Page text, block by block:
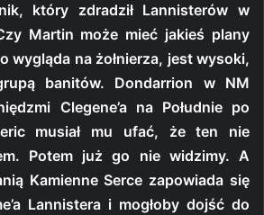
który zdradził Lannisterów w
Martin może mieć jakieś plany
wygląda na żołnierza, jest wysoki,
banitów. Dondarrion w NM
Clegene’a na Południe po
musiał mu ufać, że ten nie
Potem już go nie widzimy. A
Kamienne Serce zapowiada się
Lannistera i mogłoby dojść do